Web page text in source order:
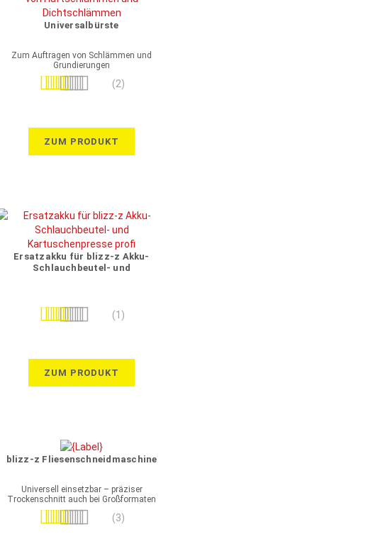
Universalbürste
Zum Auftragen von Schlämmen und
Grundierungen
Bewertung:
(2)
ZUM PRODUKT
Ersatzakku für blizz-z Akku-
Schlauchbeutel- und
Bewertung: (1)
ZUM PRODUKT
blizz-z Fliesenschneidmaschine
Universell einsetzbar – präziser
Trockenschnitt auch bei Großformaten
Bewertung:
(3)